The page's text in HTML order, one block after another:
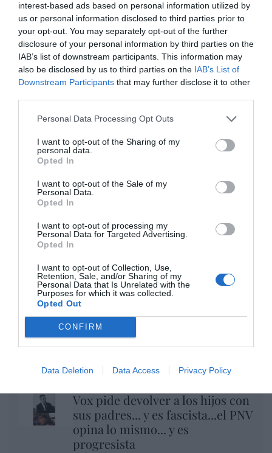
interest-based ads based on personal information utilized by
us or personal information disclosed to third parties prior to
your opt-out. You may separately opt-out of the further
disclosure of your personal information by third parties on the
IAB’s list of downstream participants. This information may
also be disclosed by us to third parties on the IAB’s List of
Downstream Participants that may further disclose it to other
Personal Data Processing Opt Outs
I want to opt-out of the Sharing of my
personal data.
Opted In
I want to opt-out of the Sale of my
Personal Data.
Opted In
I want to opt-out of processing my
Personal Data for Targeted Advertising.
Opted In
I want to opt-out of Collection, Use,
Retention, Sale, and/or Sharing of my
Personal Data that Is Unrelated with the
Purposes for which it was collected.
Opted Out
CONFIRM
Data Deletion Data Access Privacy Policy
Isabel Pantoja pierde dos pleitos
con Hacienda por 700.000
euros... suma y sigue
Eulogio López
El IBEX 35 cerró la sesión del
un nuevo récord
Eulogio López
Argumentos
Eclipse Sánchez: "No te olvides de las gafas
protectoras. Así, el 12 de agosto sólo
Hispanidad
Vox pide devolver a los hijos con
sus padres... y es fascista...el PNV
opina lo mismo... y es
progresista